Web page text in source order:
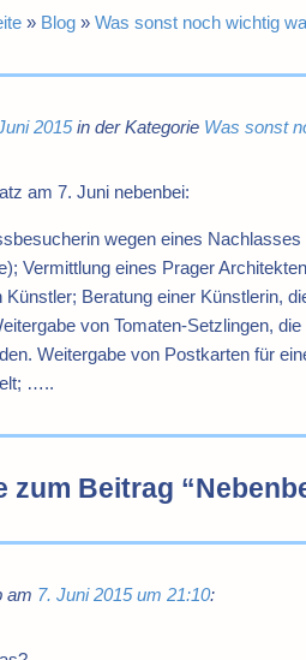
» Blog » Was sonst noch wichtig
2015in der Kategorie Was sonst
am 7. Juni nebenbei:
wegen eines
Vermittlung eines Prager
Beratung einer Künstlerin,
von Tomaten-Setzlingen,
Weitergabe von Postkarten für
…..
zum Beitrag
am 7. Juni 2015 um 21:10: